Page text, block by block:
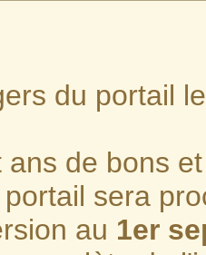
du portail
ans de bons
sera
au 1er